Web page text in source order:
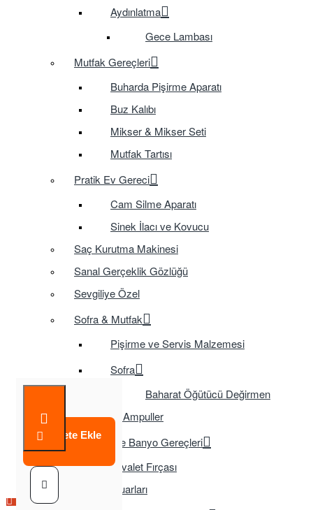
Aydınlatma
Gece Lambası
Mutfak Gereçleri
Buharda Pişirme Aparatı
Buz Kalıbı
Mikser & Mikser Seti
Mutfak Tartısı
Pratik Ev Gereci
Cam Silme Aparatı
Sinek İlacı ve Kovucu
Saç Kurutma Makinesi
Sanal Gerçeklik Gözlüğü
Sevgiliye Özel
Sofra & Mutfak
Pişirme ve Servis Malzemesi
Sofra
Baharat Öğütücü Değirmen
Tasarruflu Ampuller
Temizlik ve Banyo Gereçleri
Tuvalet Fırçası
TV Aksesuarları
Sepete Ekle
Çok Satılan Ürün
Çok Satılan Ürün
Çok Satılan Ürün